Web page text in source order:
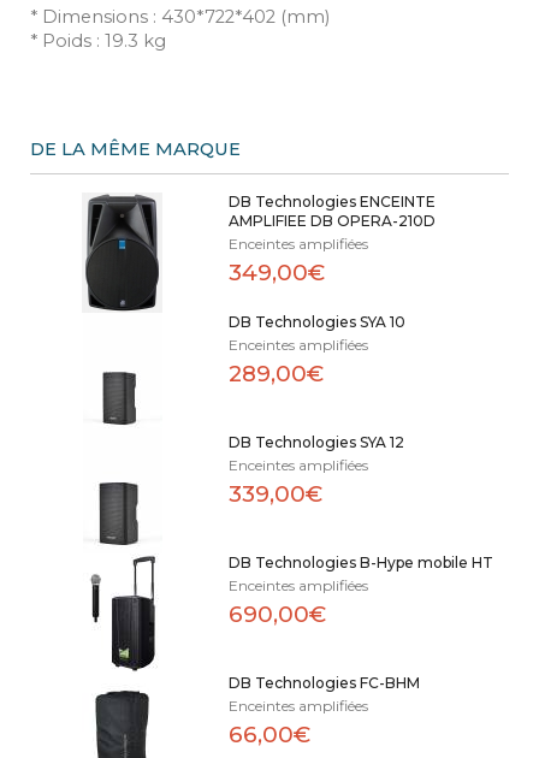
* Dimensions : 430*722*402 (mm)
* Poids : 19.3 kg
DE LA MÊME MARQUE
DB Technologies ENCEINTE
AMPLIFIEE DB OPERA-210D
Enceintes amplifiées
349,00€
DB Technologies SYA 10
Enceintes amplifiées
289,00€
DB Technologies SYA 12
Enceintes amplifiées
339,00€
DB Technologies B-Hype mobile HT
Enceintes amplifiées
690,00€
DB Technologies FC-BHM
Enceintes amplifiées
66,00€